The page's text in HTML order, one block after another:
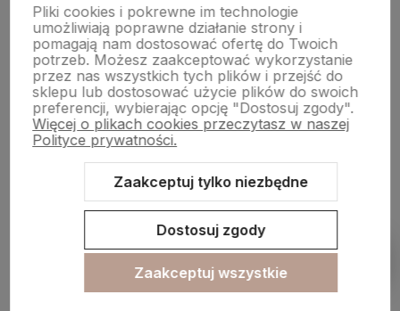
O nas
Sklep internetowy Shoper.pl Szablon Shoper Modern 3.0™
GrowCommerce
Pliki cookies i pokrewne im technologie
umożliwiają poprawne działanie strony i
pomagają nam dostosować ofertę do Twoich
potrzeb. Możesz zaakceptować wykorzystanie
przez nas wszystkich tych plików i przejść do
sklepu lub dostosować użycie plików do swoich
preferencji, wybierając opcję "Dostosuj zgody".
Więcej o plikach cookies przeczytasz w naszej
Polityce prywatności.
Zaakceptuj tylko niezbędne
Dostosuj zgody
Zaakceptuj wszystkie